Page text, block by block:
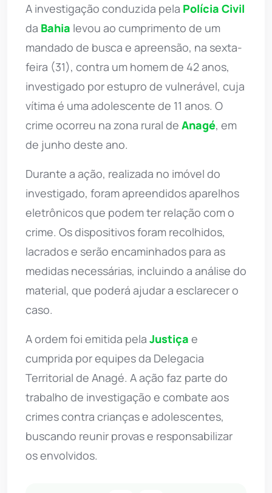
A investigação conduzida pela Polícia Civil
da Bahia levou ao cumprimento de um
mandado de busca e apreensão, na sexta-
feira (31), contra um homem de 42 anos,
investigado por estupro de vulnerável, cuja
vítima é uma adolescente de 11 anos. O
crime ocorreu na zona rural de Anagé, em
de junho deste ano.
Durante a ação, realizada no imóvel do
investigado, foram apreendidos aparelhos
eletrônicos que podem ter relação com o
crime. Os dispositivos foram recolhidos,
lacrados e serão encaminhados para as
medidas necessárias, incluindo a análise do
material, que poderá ajudar a esclarecer o
caso.
A ordem foi emitida pela Justiça e
cumprida por equipes da Delegacia
Territorial de Anagé. A ação faz parte do
trabalho de investigação e combate aos
crimes contra crianças e adolescentes,
buscando reunir provas e responsabilizar
os envolvidos.